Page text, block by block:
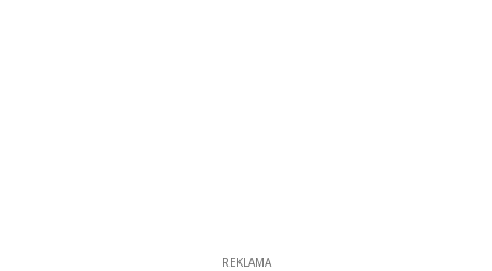
REKLAMA